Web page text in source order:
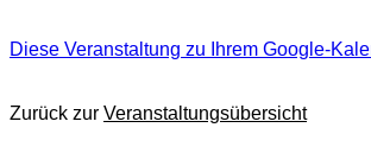
Diese Veranstaltung zu Ihrem Google-
Zurück zur Veranstaltungsübersicht